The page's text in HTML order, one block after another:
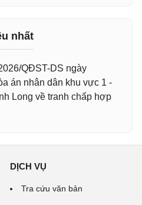
nhất
QĐST-DS ngày
án nhân dân khu vực 1 -
Long về tranh chấp hợp
DỊCH VỤ
Tra cứu văn bản